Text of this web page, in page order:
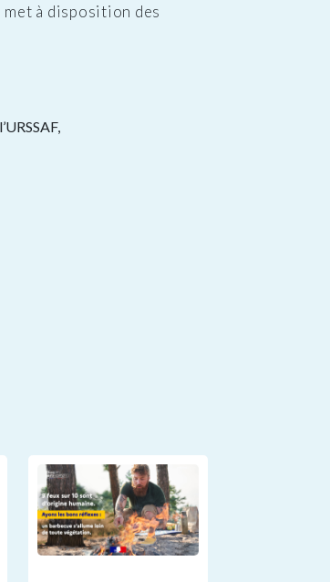
met à disposition des